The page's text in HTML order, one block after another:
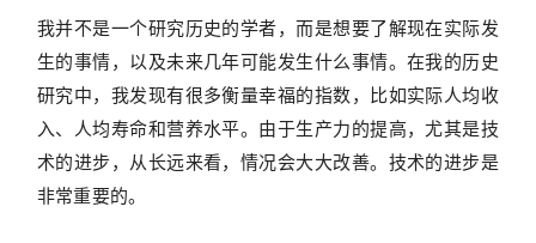
我并不是一个研究历史的学者，而是想要了解现在实际发
生的事情，以及未来几年可能发生什么事情。在我的历史
研究中，我发现有很多衡量幸福的指数，比如实际人均收
入、人均寿命和营养水平。由于生产力的提高，尤其是技
术的进步，从长远来看，情况会大大改善。技术的进步是
非常重要的。